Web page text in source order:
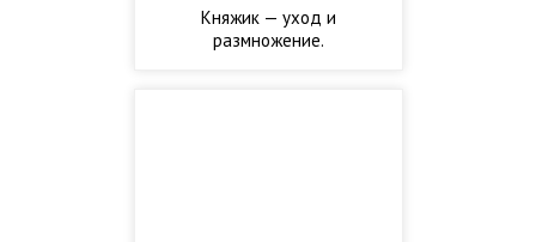
Княжик — уход и
размножение.